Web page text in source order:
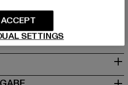
SETTINGS
ACCEPT